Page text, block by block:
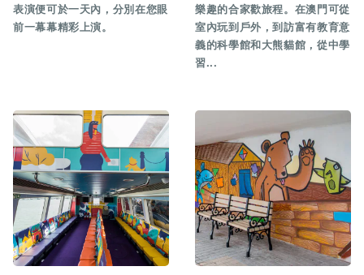
表演便可於一天內，分別在您眼
前一幕幕精彩上演。
樂趣的合家歡旅程。在澳門可從
室內玩到戶外，到訪富有教育意
義的科學館和大熊貓館，從中學
習...